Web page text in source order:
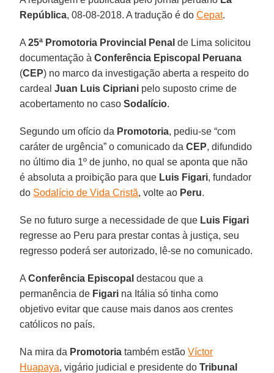
República, 08-08-2018. A tradução é doCepat.
A25ª Promotoria Provincial Penal de Lima solicitou
documentação àConferência Episcopal Peruana
(CEP) no marco da investigação aberta a respeito do
cardealJuan Luis Cipriani pelo suposto crime de
acobertamento no casoSodalício.
Segundo um ofício da Promotoria, pediu-se “com
caráter de urgência” o comunicado daCEP, difundido
no último dia 1º de junho, no qual se aponta que não
é absoluta a proibição para que Luis Figari, fundador
do Sodalício de Vida Cristã, volte ao Peru.
Se no futuro surge a necessidade de que Luis Figari
regresse ao Peru para prestar contas à justiça, seu
regresso poderá ser autorizado, lê-se no comunicado.
AConferência Episcopal destacou que a
permanência de Figari na Itália só tinha como
objetivo evitar que cause mais danos aos crentes
católicos no país.
Na mira da Promotoria também estãoVíctor
Huapaya, vigário judicial e presidente doTribunal